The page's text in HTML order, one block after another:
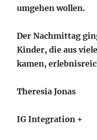
umgehen wollen.
Der Nachmittag
Kinder, die aus
kamen,
Theresia Jonas
IG Integration +